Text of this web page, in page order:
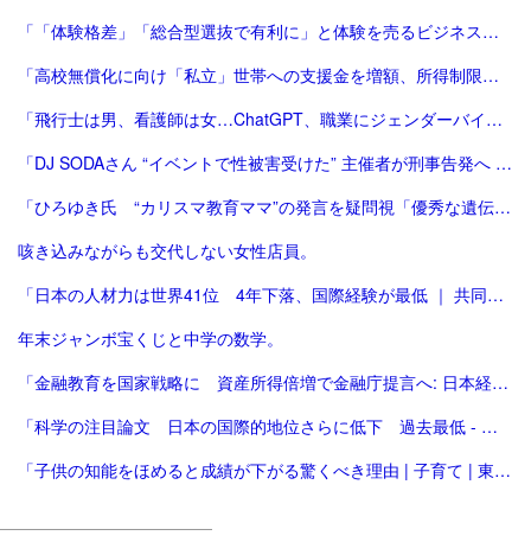
「「体験格差」「総合型選抜で有利に」と体験を売るビジネスは”不安商法なのでは”という指摘の増加 #エキスパートトピ（杉浦由美子） - エキスパート - Yahoo!ニュース」
「高校無償化に向け「私立」世帯への支援金を増額、所得制限も撤廃…自公が維新に歩み寄り : 読売新聞」
「飛行士は男、看護師は女…ChatGPT、職業にジェンダーバイアス [ChatGPT]：朝日新聞デジタル」
「DJ SODAさん “イベントで性被害受けた” 主催者が刑事告発へ | NHK | 大阪府」
「ひろゆき氏 “カリスマ教育ママ”の発言を疑問視「優秀な遺伝子の子供が産まれただけなのに」 | 東スポWEB」
咳き込みながらも交代しない女性店員。
「日本の人材力は世界41位 4年下落、国際経験が最低 ｜ 共同通信」
年末ジャンボ宝くじと中学の数学。
「金融教育を国家戦略に 資産所得倍増で金融庁提言へ: 日本経済新聞」
「科学の注目論文 日本の国際的地位さらに低下 過去最低 - イザ！」
「子供の知能をほめると成績が下がる驚くべき理由 | 子育て | 東洋経済オンライン | 社会をよくする経済ニュース」